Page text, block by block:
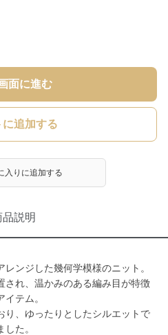
面に進む
に追加する
入りに追加する
品説明
ンジした幾何学模様のニット。
され、温かみのある編み目が特徴
テム。
り、ゆったりとしたシルエットで
た。